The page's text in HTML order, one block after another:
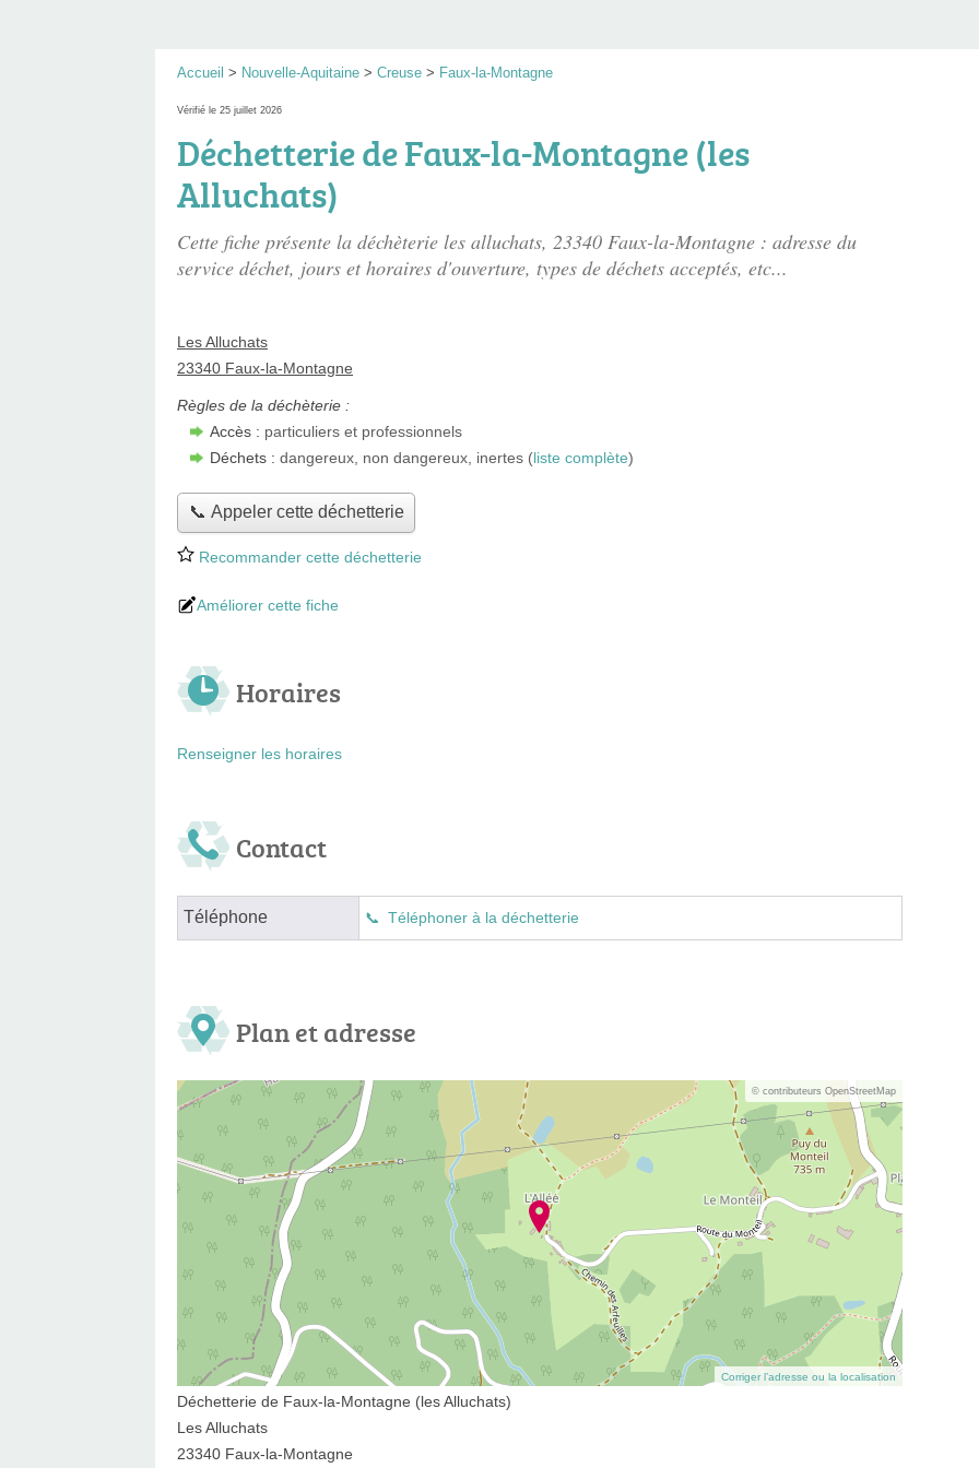
Accueil > Nouvelle-Aquitaine > Creuse > Faux-la-Montagne
Vérifié le 25 juillet 2026
Déchetterie de Faux-la-Montagne (les
Alluchats)
Cette fiche présente la déchèterie les alluchats, 23340 Faux-la-Montagne : adresse du
service déchet, jours et horaires d'ouverture, types de déchets acceptés, etc...
Les Alluchats
23340 Faux-la-Montagne
Règles de la déchèterie :
Accès : particuliers et professionnels
Déchets : dangereux, non dangereux, inertes (liste complète)
📞 Appeler cette déchetterie
Recommander cette déchetterie
Améliorer cette fiche
Horaires
Renseigner les horaires
Contact
Téléphone Téléphoner à la déchetterie
Plan et adresse
© contributeurs OpenStreetMap
Corriger l’adresse ou la localisation
Déchetterie de Faux-la-Montagne (les Alluchats)
Les Alluchats
23340 Faux-la-Montagne